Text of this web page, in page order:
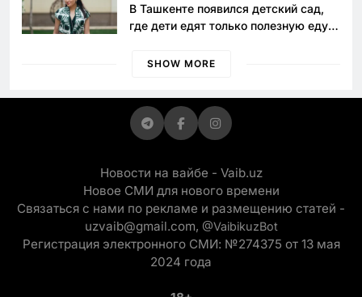
В Ташкенте появился детский сад,
где дети едят только полезную еду.
просить «кашу без сахара»
SHOW MORE
Новости на вайбе - Vaib.uz
Новое СМИ для нового времени
Связаться с нами по рекламе и размещению статей -
uzvaib@gmail.com, @VaibikuzBot
Регистрация электронного СМИ: №274375 от 13 мая
2024 года